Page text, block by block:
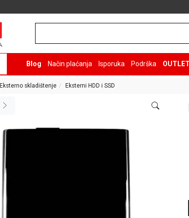
Blog Način plaćanja Isporuka Podrška OUTLET
Eksterno skladištenje Eksterni HDD i SSD